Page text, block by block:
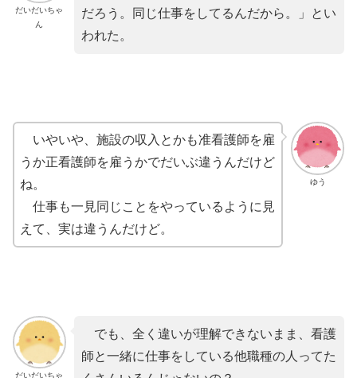
だいだいちゃ
ん
だろう。同じ仕事をしてるんだから。」とい
われた。
ゆう
いやいや、施設の収入とかも准看護師を雇
うか正看護師を雇うかでだいぶ違うんだけど
ね。
仕事も一見同じことをやっているように見
えて、実は違うんだけど。
だいだいちゃ
でも、全く違いが理解できないまま、看護
師と一緒に仕事をしている他職種の人ってた